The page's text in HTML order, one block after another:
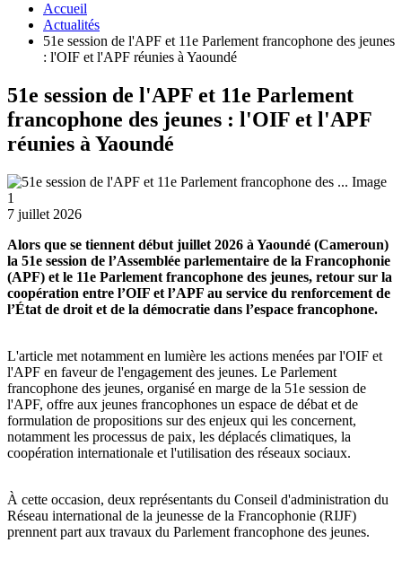
Accueil
Actualités
51e session de l'APF et 11e Parlement francophone des jeunes
: l'OIF et l'APF réunies à Yaoundé
51e session de l'APF et 11e Parlement
francophone des jeunes : l'OIF et l'APF
réunies à Yaoundé
7 juillet 2026
Alors que se tiennent début juillet 2026 à Yaoundé (Cameroun)
la 51e session de l’Assemblée parlementaire de la Francophonie
(APF) et le 11e Parlement francophone des jeunes, retour sur la
coopération entre l’OIF et l’APF au service du renforcement de
l’État de droit et de la démocratie dans l’espace francophone.
L'article met notamment en lumière les actions menées par l'OIF et
l'APF en faveur de l'engagement des jeunes. Le Parlement
francophone des jeunes, organisé en marge de la 51e session de
l'APF, offre aux jeunes francophones un espace de débat et de
formulation de propositions sur des enjeux qui les concernent,
notamment les processus de paix, les déplacés climatiques, la
coopération internationale et l'utilisation des réseaux sociaux.
À cette occasion, deux représentants du Conseil d'administration du
Réseau international de la jeunesse de la Francophonie (RIJF)
prennent part aux travaux du Parlement francophone des jeunes.